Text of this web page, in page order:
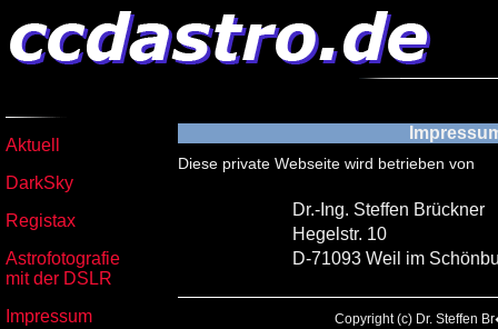
Aktuell
DarkSky
Registax
Astrofotografie
mit der DSLR
Impressum
Diese private Webseite wird betrieben von
Dr.-Ing. Steffen Brückner
Hegelstr. 10
D-71093 Weil im
Copyright (c) Dr. Steffen